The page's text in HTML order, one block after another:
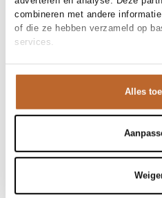
combineren met andere
of die ze hebben verzameld op
services.
Alles